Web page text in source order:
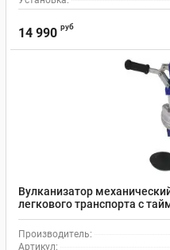
14 990 руб
Вулканизатор
легкового транспорта с
Производитель:
Артикул: